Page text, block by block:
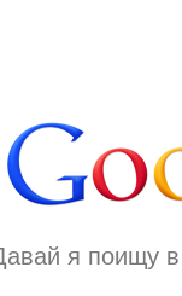
я поищу в